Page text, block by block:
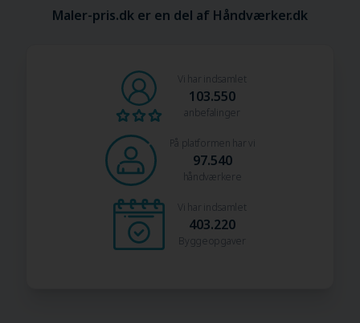
Maler-pris.dk er en del af Håndværker.dk
Vi har indsamlet
103.550
anbefalinger
På platformen har vi
97.540
håndværkere
Vi har indsamlet
403.220
Byggeopgaver